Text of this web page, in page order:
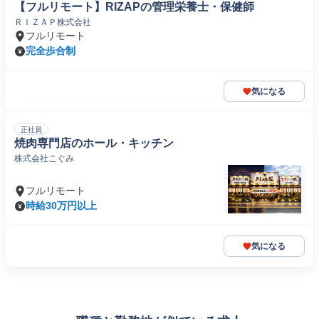
【フルリモート】RIZAPの管理栄養士・保健師
ＲＩＺＡＰ株式会社
フルリモート
完全歩合制
気になる
正社員
焼肉専門店のホール・キッチン
株式会社こぐみ
フルリモート
時給30万円以上
気になる